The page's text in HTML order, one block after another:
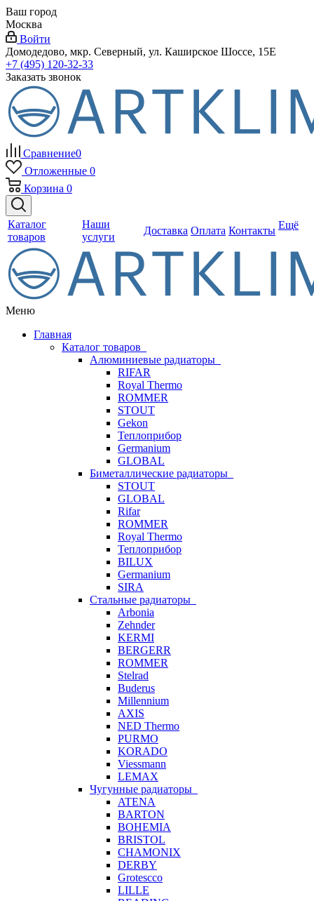
Ваш город
Москва
Войти
Домодедово, мкр. Северный, ул. Каширское Шоссе, 15Е
+7 (495) 120-32-33
Заказать звонок
Сравнение0
Отложенные 0
Корзина 0
Каталог
товаров
Наши
услуги
Доставка Оплата Контакты Ещё
Меню
Главная
Каталог товаров
Алюминиевые радиаторы
RIFAR
Royal Thermo
ROMMER
STOUT
Gekon
Теплоприбор
Germanium
GLOBAL
Биметаллические радиаторы
STOUT
GLOBAL
Rifar
ROMMER
Royal Thermo
Теплоприбор
BILUX
Germanium
SIRA
Стальные радиаторы
Arbonia
Zehnder
KERMI
BERGERR
ROMMER
Stelrad
Buderus
Millennium
AXIS
NED Thermo
PURMO
KORADO
Viessmann
LEMAX
Чугунные радиаторы
ATENA
BARTON
BOHEMIA
BRISTOL
CHAMONIX
DERBY
Grotescco
LILLE